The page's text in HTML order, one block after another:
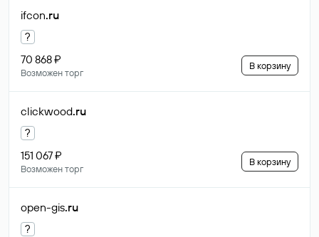
ifcon.ru
?
70 868 ₽
Возможен торг
В корзину
clickwood.ru
?
151 067 ₽
Возможен торг
В корзину
open-gis.ru
?